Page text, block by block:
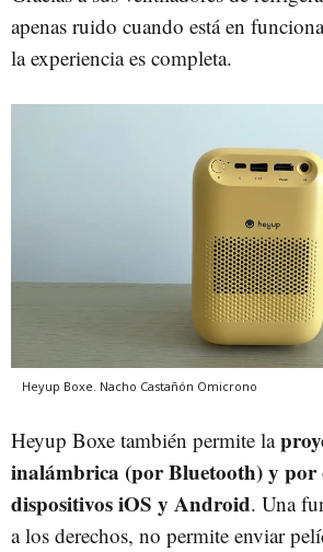
apenas ruido cuando está en
la experiencia es completa.
Heyup Boxe. Nacho Castañón Omicrono
Heyup Boxe también permite la
inalámbrica (por Bluetooth) y por
dispositivos iOS y Android. Una
a los derechos, no permite enviar